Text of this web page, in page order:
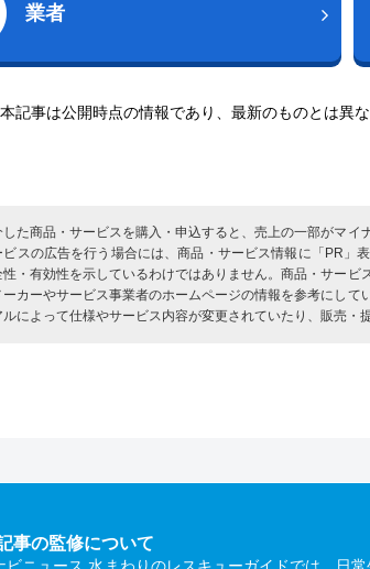
業者
記事は公開時点の情報であり、最新のものとは異
た商品・サービスを購入・申込すると、売上の一部がマ
ビスの広告を行う場合には、商品・サービス情報に「PR
性・有効性を示しているわけではありません。商品・サー
カーやサービス事業者のホームページの情報を参考にし
によって仕様やサービス内容が変更されていたり、販売・
事の監修について